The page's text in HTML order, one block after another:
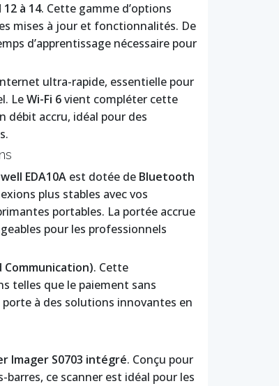
à 14. Cette gamme d’options
mises à jour et fonctionnalités. De
d’apprentissage nécessaire pour
ultra-rapide, essentielle pour
LeWi-Fi 6vient compléter cette
débit accru, idéal pour des
EDA10A est dotée de Bluetooth
plus stables avec vos
portables. La portée accrue
pour les professionnels
Communication). Cette
telles que le paiement sans
à des solutions innovantes en
Imager S0703 intégré. Conçu pour
ce scanner est idéal pour les